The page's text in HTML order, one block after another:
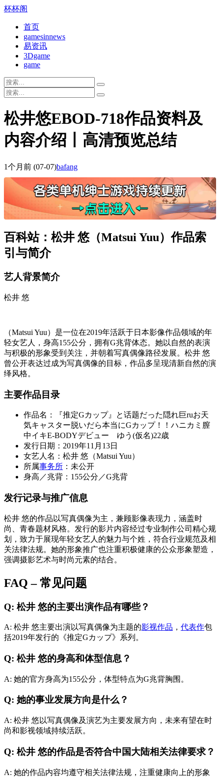
杯杯阁
首页
gamesinnews
易资讯
3Dgame
game
松井悠EBOD-718作品资料及
内容介绍丨高清预览总结
1个月前 (07-07)bafang
百科站：松井 悠（Matsui Yuu）作品索
引与简介
艺人背景简介
松井 悠
（Matsui Yuu）是一位在2019年活跃于日本影像作品领域的年
轻女艺人，身高155公分，拥有G兆背体态。她以自然的表演
与积极的形象受到关注，并朝着写真偶像路径发展。松井 悠
曾公开表达过成为写真偶像的目标，作品多呈现清新自然的演
绎风格。
主要作品目录
作品名：『推定Gカップ』と话题だった隠れ巨ruお天
気キャスター脱いだら本当にGカップ！！ハニカミ膣
中イキE-BODYデビュー ゆう(仮名)22歳
发行日期：2019年11月13日
女艺人名：松井 悠（Matsui Yuu）
所属事务所 ：未公开
身高／兆背：155公分／G兆背
发行记录与推广信息
松井 悠的作品以写真偶像为主，兼顾影像表现力，涵盖时
尚、青春题材风格。发行的影片内容经过专业制作公司精心规
划，致力于展现年轻女艺人的魅力与个姓，符合行业规范及相
关法律法规。她的形象推广也注重积极健康的公众形象塑造，
强调摄影艺术与时尚元素的结合。
FAQ – 常见问题
Q: 松井 悠的主要出演作品有哪些？
A: 松井 悠主要出演以写真偶像为主题的影视作品 ， 代表作包
括2019年发行的《推定Gカップ》系列。
Q: 松井 悠的身高和体型信息？
A: 她的官方身高为155公分，体型特点为G兆背胸围。
Q: 她的事业发展方向是什么？
A: 松井 悠以写真偶像及演艺为主要发展方向，未来有望在时
尚和影视领域持续活跃。
Q: 松井 悠的作品是否符合中国大陆相关法律要求？
A: 她的作品内容均遵守相关法律法规，注重健康向上的形象